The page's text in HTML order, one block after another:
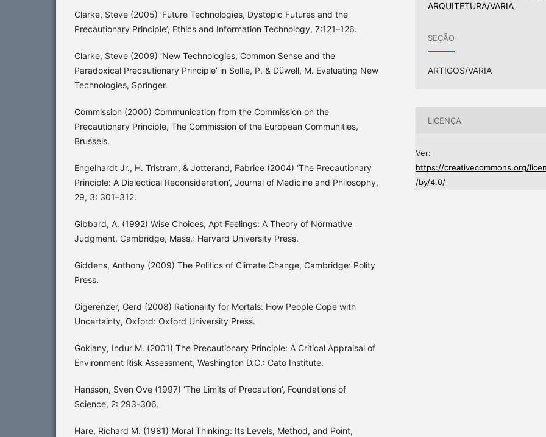
Clarke, Steve (2005) ‘Future Technologies, Dystopic Futures and the
Precautionary Principle’, Ethics and Information Technology, 7:121–126.
Clarke, Steve (2009) ‘New Technologies, Common Sense and the
Paradoxical Precautionary Principle’ in Sollie, P. & Düwell, M. Evaluating New
Technologies, Springer.
Commission (2000) Communication from the Commission on the
Precautionary Principle, The Commission of the European Communities,
Brussels.
Engelhardt Jr., H. Tristram, & Jotterand, Fabrice (2004) ‘The Precautionary
Principle: A Dialectical Reconsideration’, Journal of Medicine and Philosophy,
29, 3: 301–312.
Gibbard, A. (1992) Wise Choices, Apt Feelings: A Theory of Normative
Judgment, Cambridge, Mass.: Harvard University Press.
Giddens, Anthony (2009) The Politics of Climate Change, Cambridge: Polity
Press.
Gigerenzer, Gerd (2008) Rationality for Mortals: How People Cope with
Uncertainty, Oxford: Oxford University Press.
Goklany, Indur M. (2001) The Precautionary Principle: A Critical Appraisal of
Environment Risk Assessment, Washington D.C.: Cato Institute.
Hansson, Sven Ove (1997) ‘The Limits of Precaution’, Foundations of
Science, 2: 293-306.
Hare, Richard M. (1981) Moral Thinking: Its Levels, Method, and Point,
ARQUITETURA/VARIA
SEÇÃO
ARTIGOS/VARIA
LICENÇA
Ver:
https://creativecommons.org/
/by/4.0/